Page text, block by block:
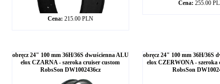
Cena: 215.00 PLN
Cena: 255.00
obręcz 24" 100 mm 36H/36S dwuścienna ALU
elox CZARNA - szeroka cruiser custom
RobsSon DW1002436cz
obręcz 24" 100 mm 36H/36S
elox CZERWONA - szeroka
RobsSon